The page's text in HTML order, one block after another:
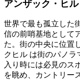
アンザック・ヒル
世界で最も孤立した
信の前哨基地として
た。街の中央に位置
クヒル は街のパノ
入り時には必見のス
を眺め、カントリー